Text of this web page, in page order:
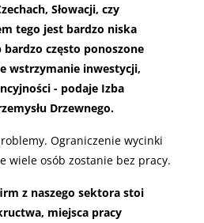
Słowacji, czy
tego jest bardzo niska
często ponoszone
wstrzymanie inwestycji,
- podaje Izba
Drzewnego.
Ograniczenie wycinki
wiele osób zostanie bez pracy.
z naszego sektora stoi
miejsca pracy